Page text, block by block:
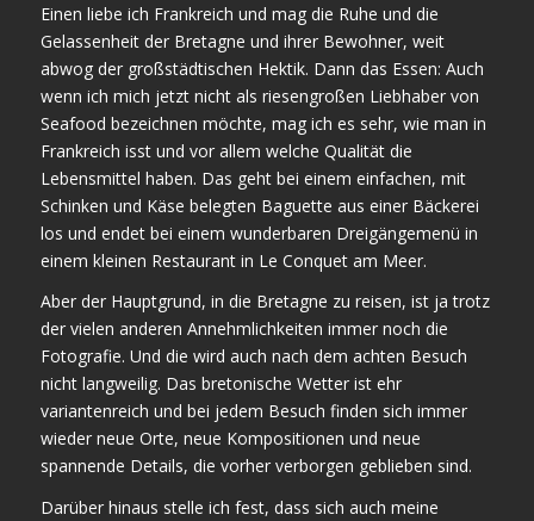
Einen liebe ich Frankreich und mag die Ruhe und die
Gelassenheit der Bretagne und ihrer Bewohner, weit
abwog der großstädtischen Hektik. Dann das Essen: Auch
wenn ich mich jetzt nicht als riesengroßen Liebhaber von
Seafood bezeichnen möchte, mag ich es sehr, wie man in
Frankreich isst und vor allem welche Qualität die
Lebensmittel haben. Das geht bei einem einfachen, mit
Schinken und Käse belegten Baguette aus einer Bäckerei
los und endet bei einem wunderbaren Dreigängemenü in
einem kleinen Restaurant in Le Conquet am Meer.
Aber der Hauptgrund, in die Bretagne zu reisen, ist ja trotz
der vielen anderen Annehmlichkeiten immer noch die
Fotografie. Und die wird auch nach dem achten Besuch
nicht langweilig. Das bretonische Wetter ist ehr
variantenreich und bei jedem Besuch finden sich immer
wieder neue Orte, neue Kompositionen und neue
spannende Details, die vorher verborgen geblieben sind.
Darüber hinaus stelle ich fest, dass sich auch meine